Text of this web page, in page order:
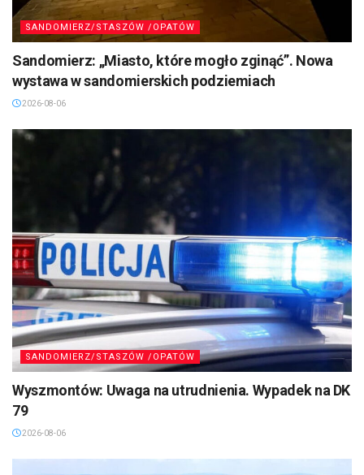
SANDOMIERZ/STASZÓW /OPATÓW
Sandomierz: „Miasto, które mogło zginąć”. Nowa
wystawa w sandomierskich podziemiach
2026-08-06
SANDOMIERZ/STASZÓW /OPATÓW
Wyszmontów: Uwaga na utrudnienia. Wypadek na DK
79
2026-08-06